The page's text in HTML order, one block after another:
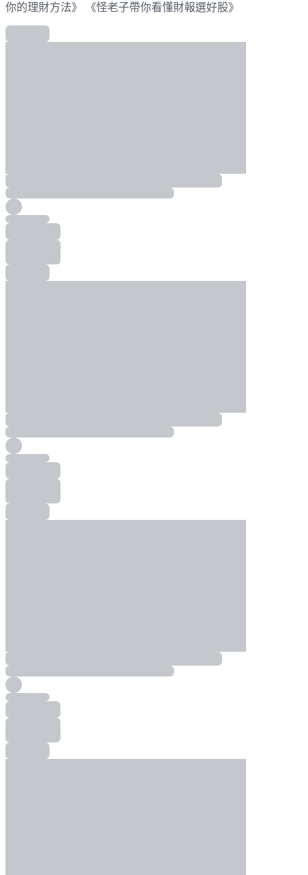
你的理財方法》 《怪老子帶你看懂財報選好股》